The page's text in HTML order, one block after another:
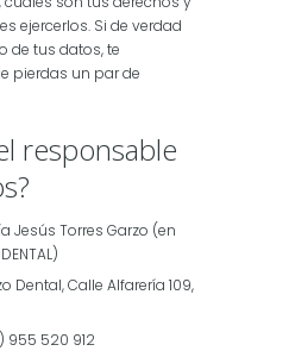
ejercerlos. Si de verdad
de tus datos, te
pierdas un par de
responsable
Jesús Torres Garzo (en
Dental, Calle Alfarería 109,
955 520 912